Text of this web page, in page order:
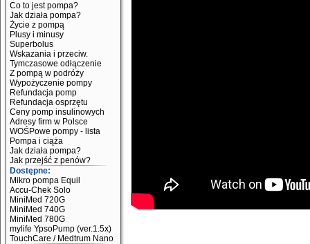
Co to jest pompa?
Jak działa pompa?
Życie z pompą
Plusy i minusy
Superbolus
Wskazania i przeciw.
Tymczasowe odłączenie
Z pompą w podróży
Wypożyczenie pompy
Refundacja pomp
Refundacja osprzętu
Ceny pomp insulinowych
Adresy firm w Polsce
WOŚPowe pompy - lista
Pompa i ciąża
Jak działa pompa?
Jak przejść z penów?
Dostępne:
Mikro pompa Equil
Accu-Chek Solo
MiniMed 720G
MiniMed 740G
MiniMed 780G
mylife YpsoPump (ver.1.5x)
TouchCare / Medtrum Nano